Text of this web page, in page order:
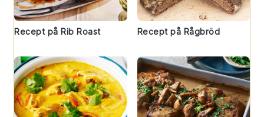
Recept på Rib Roast Recept på Rågbröd